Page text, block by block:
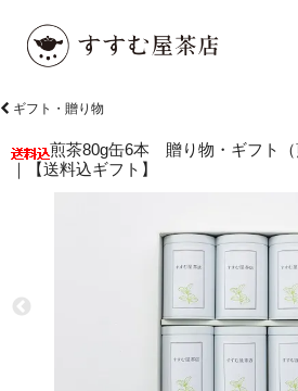
ギフト・贈り物
煎茶80g缶6本 贈り物・ギフト（
｜【送料込ギフト】